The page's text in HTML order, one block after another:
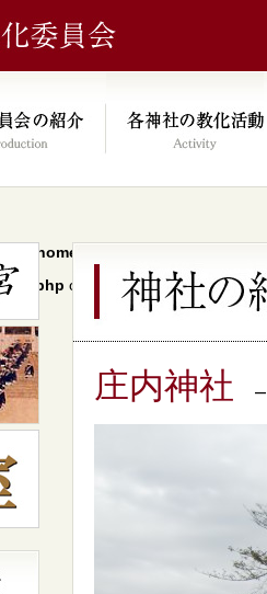
/home/xs046278/mie-
on line
64
庄内神社